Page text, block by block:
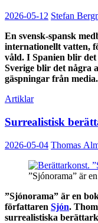
2026-05-12 Stefan
En svensk-spansk
internationellt vatten,
våld. I Spanien blir
Sverige blir det några
gäspningar från media.
Artiklar
Surrealistisk
2026-05-04 Thomas
”Sjónorama” är
”Sjónorama” är en
författaren Sjón.
surrealistiska